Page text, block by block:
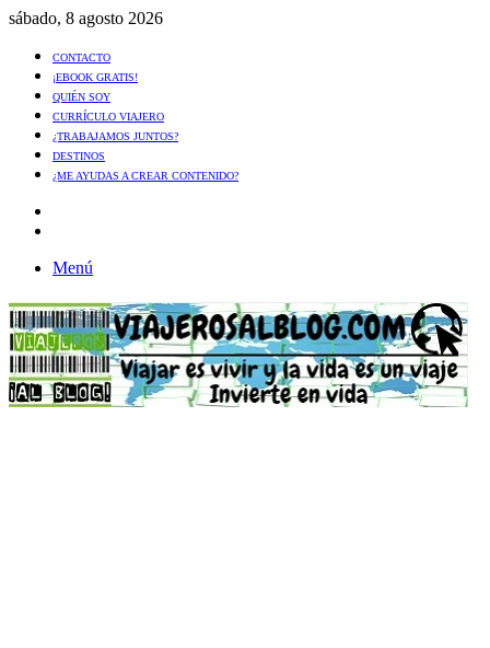
sábado, 8 agosto 2026
CONTACTO
¡EBOOK GRATIS!
QUIÉN SOY
CURRÍCULO VIAJERO
¿TRABAJAMOS JUNTOS?
DESTINOS
¿ME AYUDAS A CREAR CONTENIDO?
Menú